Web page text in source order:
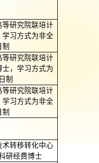
研究院联培计
习方式为非全
制
研究院联培计
，学习方式为
制
研究院联培计
习方式为非全
制
转移转化中心
研经费博士